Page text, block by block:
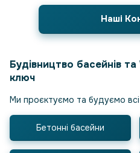
Наші
Будівництво басейнів та
ключ
Ми проєктуємо та будуємо всі
Бетонні басейни